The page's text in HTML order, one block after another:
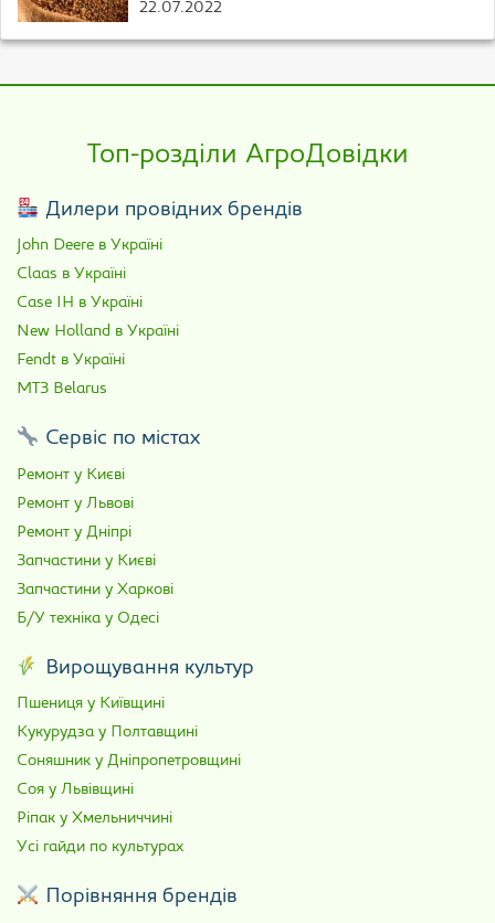
22.07.2022
Топ-розділи АгроДовідки
Дилери провідних брендів
John Deere в Україні
Claas в Україні
Case IH в Україні
New Holland в Україні
Fendt в Україні
МТЗ Belarus
Сервіс по містах
Ремонт у Києві
Ремонт у Львові
Ремонт у Дніпрі
Запчастини у Києві
Запчастини у Харкові
Б/У техніка у Одесі
Вирощування культур
Пшениця у Київщині
Кукурудза у Полтавщині
Соняшник у Дніпропетровщині
Соя у Львівщині
Ріпак у Хмельниччині
Усі гайди по культурах
Порівняння брендів